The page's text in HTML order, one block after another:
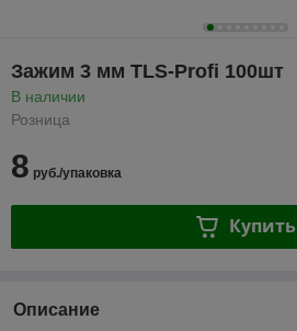
Зажим 3 мм TLS-Profi 100шт
В наличии
Розница
8 руб./упаковка
Купить
Описание